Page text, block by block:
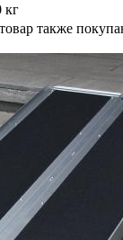
кг
также